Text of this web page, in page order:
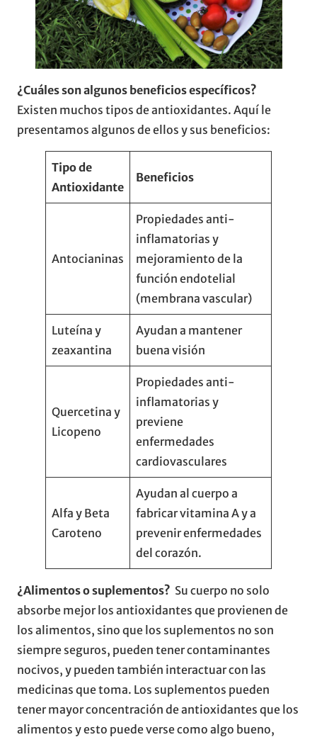
¿Cuáles son algunos beneficios específicos?
Existen muchos tipos de antioxidantes. Aquí le
presentamos algunos de ellos y sus beneficios:
Tipo de
Antioxidante
Beneficios
Antocianinas
Propiedades anti-
inflamatorias y
mejoramiento de la
función endotelial
(membrana vascular)
Luteína y
zeaxantina
Ayudan a mantener
buena visión
Quercetina y
Licopeno
Propiedades anti-
inflamatorias y
previene
enfermedades
cardiovasculares
Alfa y Beta
Caroteno
Ayudan al cuerpo a
fabricar vitamina A y a
prevenir enfermedades
del corazón.
¿Alimentos o suplementos? Su cuerpo no solo
absorbe mejor los antioxidantes que provienen de
los alimentos, sino que los suplementos no son
siempre seguros, pueden tener contaminantes
nocivos, y pueden también interactuar con las
medicinas que toma. Los suplementos pueden
tener mayor concentración de antioxidantes que los
alimentos y esto puede verse como algo bueno,